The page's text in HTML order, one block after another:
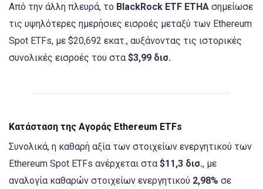
Από την άλλη πλευρά, το BlackRock ETF ETHA σημείωσε
τις υψηλότερες ημερήσιες εισροές μεταξύ των Ethereum
Spot ETFs, με $20,692 εκατ., αυξάνοντας τις ιστορικές
συνολικές εισροές του στα $3,99 δισ.
Κατάσταση της Αγοράς Ethereum ETFs
Συνολικά, η καθαρή αξία των στοιχείων ενεργητικού των
Ethereum Spot ETFs ανέρχεται στα $11,3 δισ., με
αναλογία καθαρών στοιχείων ενεργητικού 2,98% σε